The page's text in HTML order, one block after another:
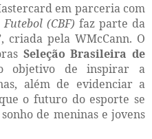
em parceria com
(CBF) faz parte da
criada pela WMcCann. O
Seleção Brasileira de
objetivo de inspirar a
além de evidenciar a
o futuro do esporte se
de meninas e jovens